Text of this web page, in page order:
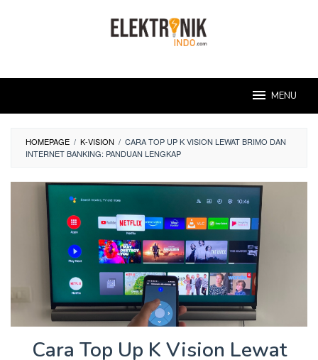
MENU
HOMEPAGE / K-VISION / CARA TOP UP K VISION LEWAT BRIMO DAN
INTERNET BANKING: PANDUAN LENGKAP
Cara Top Up K Vision Lewat